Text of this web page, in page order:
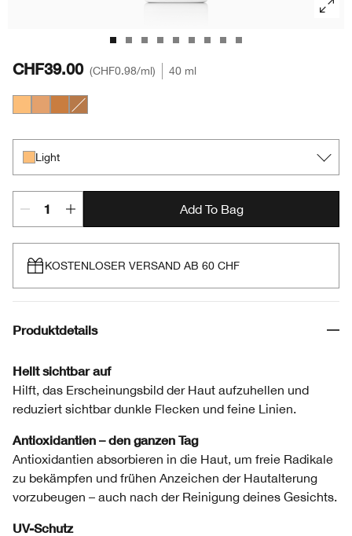
CHF39.00 CHF0.98/ml 40 ml
Light
Add To Bag
KOSTENLOSER VERSAND AB 60 CHF
Produktdetails
Hellt sichtbar auf
Hilft, das Erscheinungsbild der Haut aufzuhellen und
reduziert sichtbar dunkle Flecken und feine Linien.
Antioxidantien – den ganzen Tag
Antioxidantien absorbieren in die Haut, um freie Radikale
zu bekämpfen und frühen Anzeichen der Hautalterung
vorzubeugen – auch nach der Reinigung deines Gesichts.
UV-Schutz